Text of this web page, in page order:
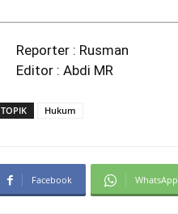
Reporter : Rusman
Editor : Abdi MR
TOPIK Hukum
Facebook WhatsApp